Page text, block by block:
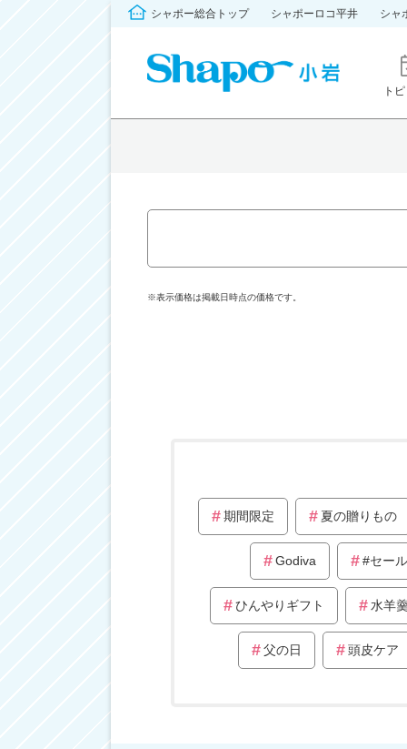
シャポー総合トップ シャポーロコ平井 シャ
ト
※表示価格は掲載日時点の価格です。
期間限定 夏の贈りもの
Godiva #セール
ひんやりギフト 水羊
父の日 頭皮ケア